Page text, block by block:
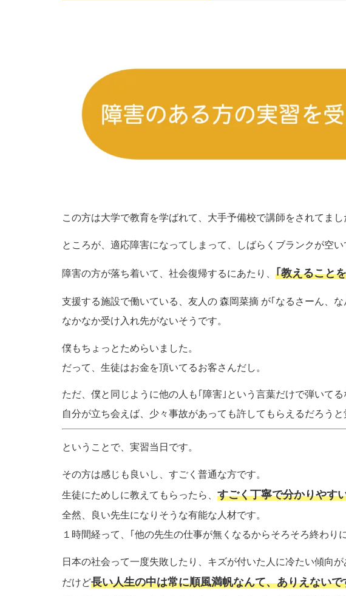
この方は大学で教育を学ばれて、大手予備校で講師をされてまし
ところが、適応障害になってしまって、しばらくブランクが空い
障害の方が落ち着いて、社会復帰するにあたり、 ｢教えること
支援する施設で働いている、友人の 森岡菜摘 が｢なるさーん、
なかなか受け入れ先がないそうです。
僕もちょっとためらいました。
だって、生徒はお金を頂いてるお客さんだし。
ただ、僕と同じように他の人も｢障害｣という言葉だけで弾いて
自分が立ち会えば、少々事故があっても許してもらえるだろうと
ということで、実習当日です。
その方は感じも良いし、すごく普通な方です。
生徒にためしに教えてもらったら、 すごく丁寧で分かりやす
全然、良い先生になりそうな有能な人材です。
１時間経って、｢他の先生の仕事が無くなるからそろそろ終わり
日本の社会って一度失敗したり、キズが付いた人に冷たい傾向が
だけど長い人生の中は常に順風満帆なんて、ありえないで